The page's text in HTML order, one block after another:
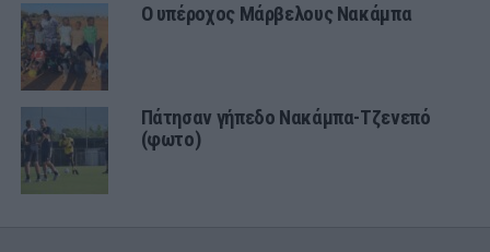
Ο υπέροχος Μάρβελους Νακάμπα
Πάτησαν γήπεδο Νακάμπα-Τζενεπό
(φωτο)